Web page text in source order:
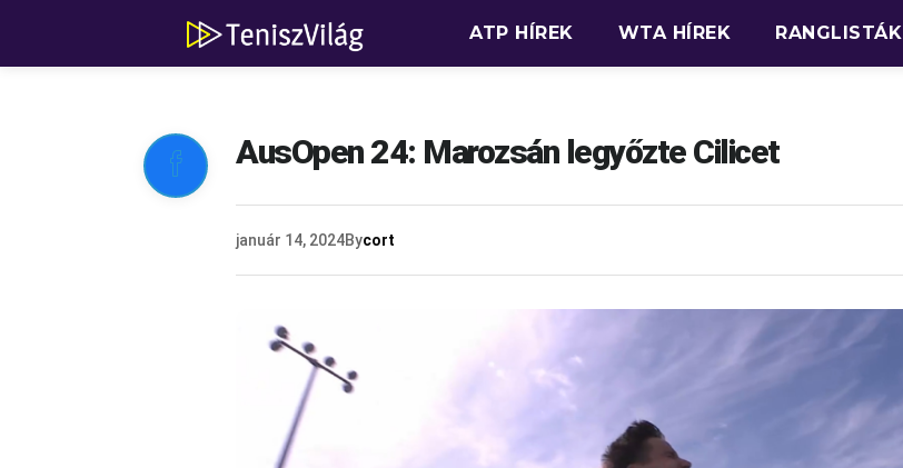
ATP HÍREK WTA HÍREK RANGLISTÁK
 AusOpen 24: Marozsán legyőzte Cilicet
január 14, 2024Bycort